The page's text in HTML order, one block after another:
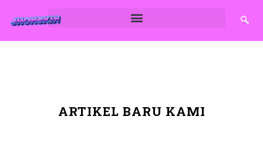
ARTIKEL BARU KAMI